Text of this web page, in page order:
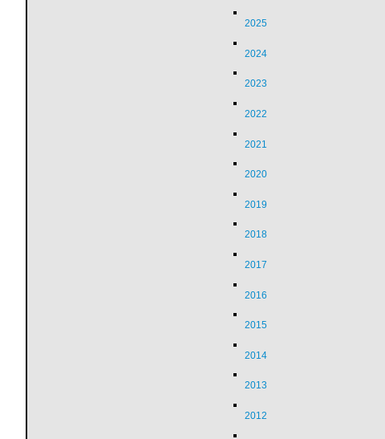
2025
2024
2023
2022
2021
2020
2019
2018
2017
2016
2015
2014
2013
2012